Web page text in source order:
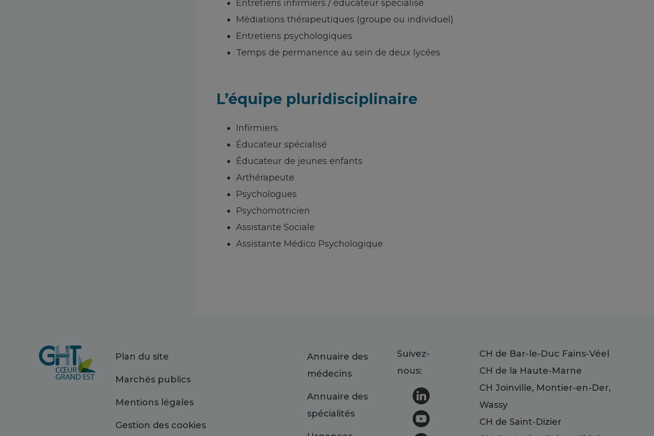
Entretiens infirmiers / éducateur spécialisé
Médiations thérapeutiques (groupe ou individuel)
Entretiens psychologiques
Temps de permanence au sein de deux lycées
L’équipe pluridisciplinaire
Infirmiers
Éducateur spécialisé
Éducateur de jeunes enfants
Arthérapeute
Psychologues
Psychomotricien
Assistante Sociale
Assistante Médico Psychologique
Plan du site
Marchés publics
Mentions légales
Gestion des cookies
Annuaire des
médecins
Annuaire des
spécialités
Suivez-
nous:
CH de Bar-le-Duc Fains-Véel
CH de la Haute-Marne
CH Joinville, Montier-en-Der,
Wassy
CH de Saint-Dizier